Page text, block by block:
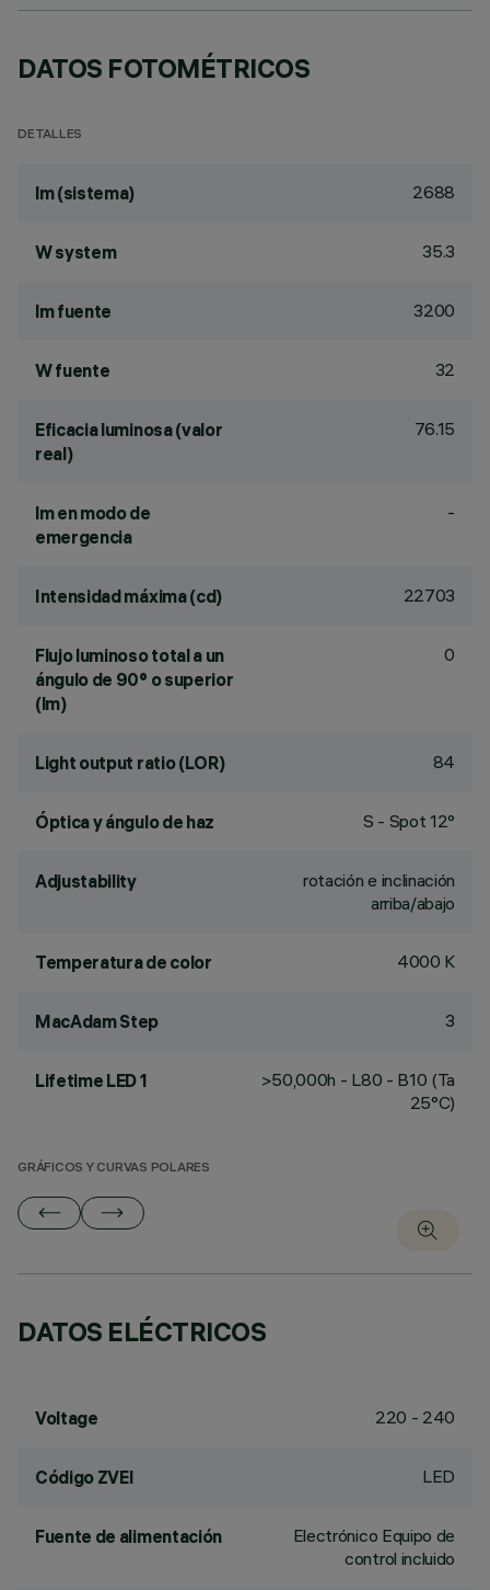
DATOS FOTOMÉTRICOS
DETALLES
lm (sistema) 2688
W system 35.3
lm fuente 3200
W fuente 32
Eficacia luminosa (valor
real)
76.15
lm en modo de
emergencia
-
Intensidad máxima (cd) 22703
Flujo luminoso total a un
ángulo de 90° o superior
(lm)
0
Light output ratio (LOR) 84
Óptica y ángulo de haz S - Spot 12°
Adjustability
rotación e inclinación
arriba/abajo
Temperatura de color 4000 K
MacAdam Step 3
Lifetime LED 1
>50,000h - L80 - B10 (Ta
25°C)
GRÁFICOS Y CURVAS POLARES
DATOS ELÉCTRICOS
Voltage 220 - 240
Código ZVEI LED
Fuente de alimentación
Electrónico Equipo de
control incluido